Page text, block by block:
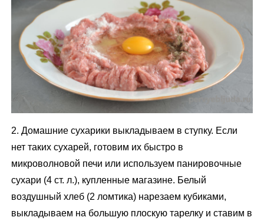
2. Домашние сухарики выкладываем в ступку. Если
нет таких сухарей, готовим их быстро в
микроволновой печи или используем панировочные
сухари (4 ст. л.), купленные магазине. Белый
воздушный хлеб (2 ломтика) нарезаем кубиками,
выкладываем на большую плоскую тарелку и ставим в